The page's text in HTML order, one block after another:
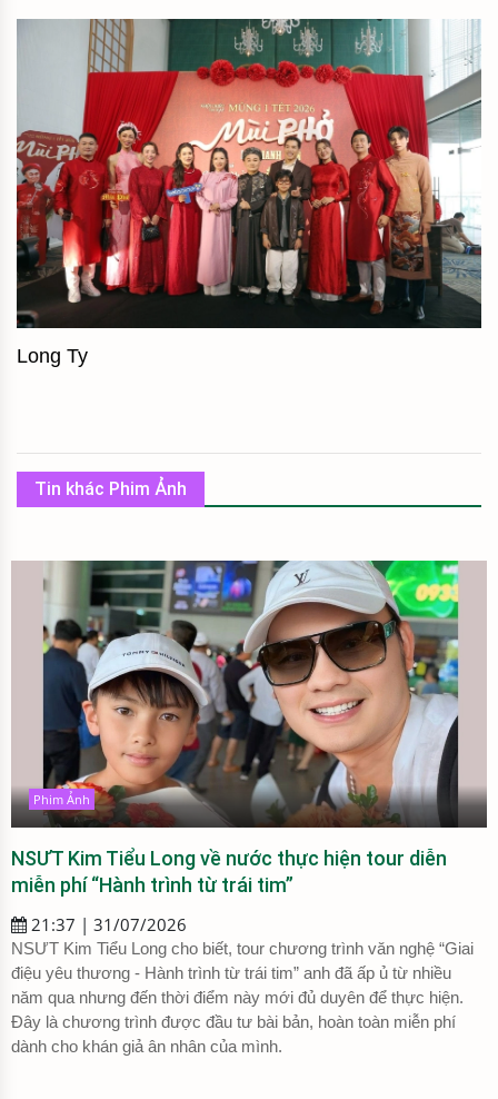
Long Ty
Tin khác Phim Ảnh
Phim Ảnh
NSƯT Kim Tiểu Long về nước thực hiện tour diễn
miễn phí “Hành trình từ trái tim”
21:37 | 31/07/2026
NSƯT Kim Tiểu Long cho biết, tour chương trình văn nghệ “Giai
điệu yêu thương - Hành trình từ trái tim” anh đã ấp ủ từ nhiều
năm qua nhưng đến thời điểm này mới đủ duyên để thực hiện.
Đây là chương trình được đầu tư bài bản, hoàn toàn miễn phí
dành cho khán giả ân nhân của mình.